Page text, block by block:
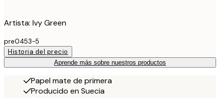
Artista: Ivy Green
pre0453-5
Historia del precio
Aprende más sobre nuestros productos
Papel mate de primera
Producido en Suecia